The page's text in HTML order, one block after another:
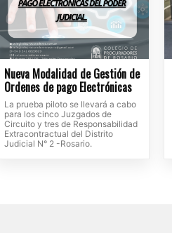
Nueva Modalidad de Gestión de
Ordenes de pago Electrónicas
La prueba piloto se llevará a cabo
para los cinco Juzgados de
Circuito y tres de Responsabilidad
Extracontractual del Distrito
Judicial N° 2 -Rosario.